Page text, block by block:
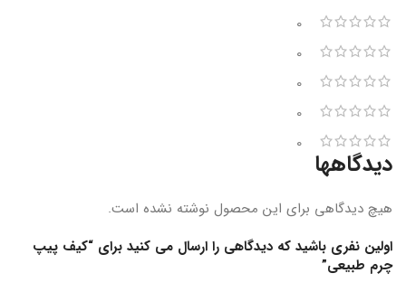
0
0
0
0
0
دیدگاهها
هیچ دیدگاهی برای این محصول نوشته نشده است.
اولین نفری باشید که دیدگاهی را ارسال می کنید برای “کیف پیپ
چرم طبیعی”